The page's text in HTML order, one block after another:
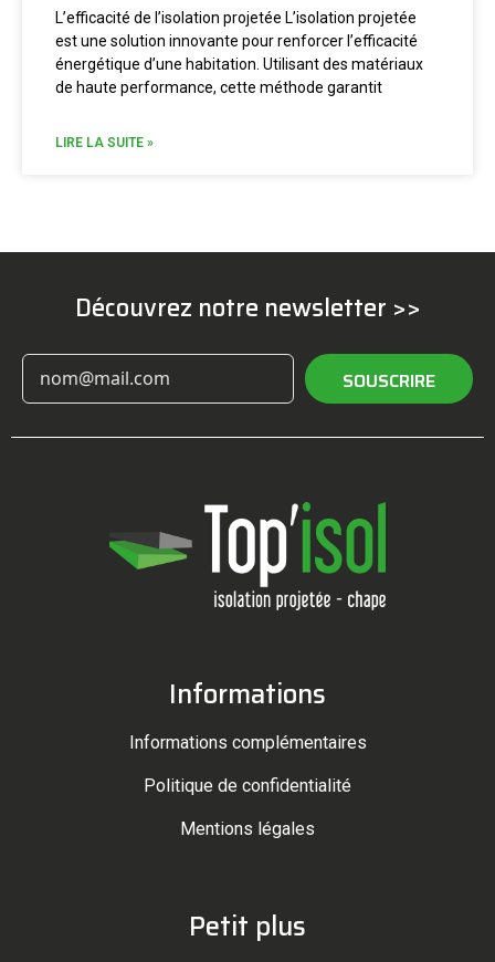
L’efficacité de l’isolation projetée L’isolation projetée
est une solution innovante pour renforcer l’efficacité
énergétique d’une habitation. Utilisant des matériaux
de haute performance, cette méthode garantit
LIRE LA SUITE »
Découvrez notre newsletter >>
SOUSCRIRE
Informations
Informations complémentaires
Politique de confidentialité
Mentions légales
Petit plus